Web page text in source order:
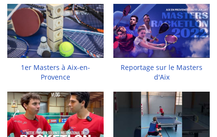
1er Masters à Aix-en-
Provence
Reportage sur le Masters
d'Aix